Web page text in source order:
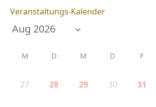
Veranstaltungs-Kalender
M D M D F
27 28 29 30 31